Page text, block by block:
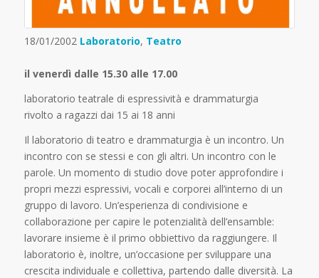
18/01/2002 Laboratorio, Teatro
il venerdì dalle 15.30 alle 17.00
laboratorio teatrale di espressività e drammaturgia
rivolto a ragazzi dai 15 ai 18 anni
Il laboratorio di teatro e drammaturgia è un incontro. Un
incontro con se stessi e con gli altri. Un incontro con le
parole. Un momento di studio dove poter approfondire i
propri mezzi espressivi, vocali e corporei all’interno di un
gruppo di lavoro. Un’esperienza di condivisione e
collaborazione per capire le potenzialità dell’ensamble:
lavorare insieme è il primo obbiettivo da raggiungere. Il
laboratorio è, inoltre, un’occasione per sviluppare una
crescita individuale e collettiva, partendo dalle diversità. La